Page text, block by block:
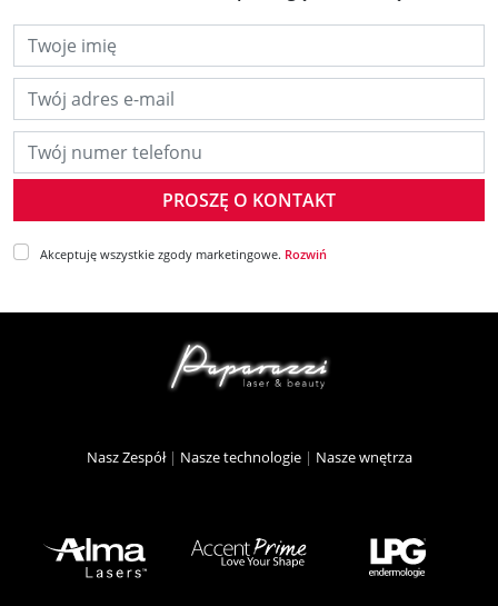
Twoje imię
Twój adres e-mail
Twój numer telefonu
Akceptuję wszystkie zgody marketingowe. Rozwiń
Nasz Zespół| Nasze technologie| Nasze wnętrza